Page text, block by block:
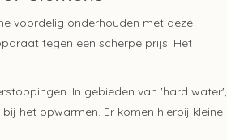
voordelig onderhouden met deze
tegen een scherpe prijs. Het
In gebieden van 'hard water',
het opwarmen. Er komen hierbij kleine